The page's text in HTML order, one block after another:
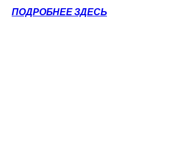
ПОДРОБНЕЕ ЗДЕСЬ